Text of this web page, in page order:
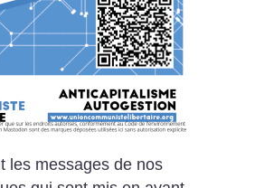
les messages de nos